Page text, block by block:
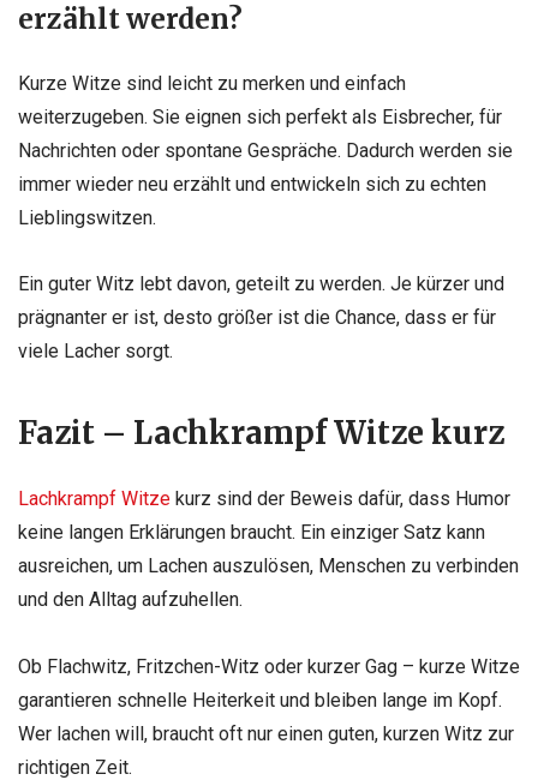
erzählt werden?
Kurze Witze sind leicht zu merken und einfach
weiterzugeben. Sie eignen sich perfekt als Eisbrecher, für
Nachrichten oder spontane Gespräche. Dadurch werden sie
immer wieder neu erzählt und entwickeln sich zu echten
Lieblingswitzen.
Ein guter Witz lebt davon, geteilt zu werden. Je kürzer und
prägnanter er ist, desto größer ist die Chance, dass er für
viele Lacher sorgt.
Fazit – Lachkrampf Witze kurz
Lachkrampf Witze kurz sind der Beweis dafür, dass Humor
keine langen Erklärungen braucht. Ein einziger Satz kann
ausreichen, um Lachen auszulösen, Menschen zu verbinden
und den Alltag aufzuhellen.
Ob Flachwitz, Fritzchen-Witz oder kurzer Gag – kurze Witze
garantieren schnelle Heiterkeit und bleiben lange im Kopf.
Wer lachen will, braucht oft nur einen guten, kurzen Witz zur
richtigen Zeit.